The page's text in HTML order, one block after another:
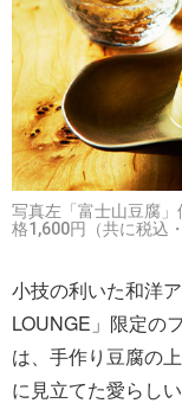
写真左「富士山豆腐
格1,600円（共に税込
小技の利いた和洋
LOUNGE」限定の
は、手作り豆腐の
に見立てた愛らしい